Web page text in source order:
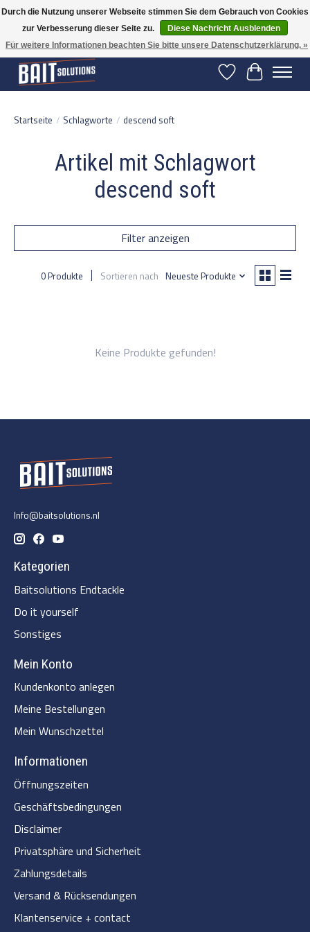
Gratis verzending vanaf 50 euro binnen NL | Op voorraad binnen 2-5 werkdagen
verzonden | België vanaf 70 euro gratis verzonden
Wunschzettel
Ihr
Startseite / Schlagworte / descend soft
Artikel mit Schlagwort
descend soft
Filter anzeigen
0 Produkte Sortieren nach Neueste Produkte
Keine Produkte gefunden!
Info@baitsolutions.nl
Kategorien
Baitsolutions Endtackle
Do it yourself
Sonstiges
Mein Konto
Kundenkonto anlegen
Meine Bestellungen
Mein Wunschzettel
Informationen
Öffnungszeiten
Geschäftsbedingungen
Disclaimer
Privatsphäre und Sicherheit
Zahlungsdetails
Versand & Rücksendungen
Klantenservice + contact
Durch die Nutzung unserer Webseite stimmen Sie dem Gebrauch von Cookies
zur Verbesserung dieser Seite zu.
Diese Nachricht Ausblenden
Für weitere Informationen beachten Sie bitte unsere Datenschutzerklärung. »